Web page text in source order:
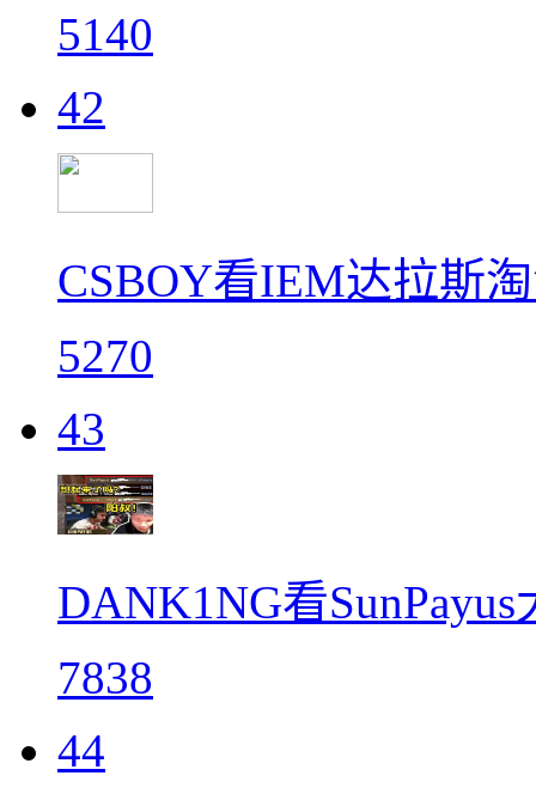
5140
42
CSBOY看IEM达拉斯
5270
43
DANK1NG看
7838
44